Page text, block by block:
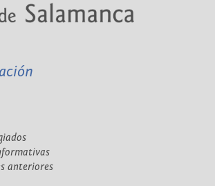
anteriores